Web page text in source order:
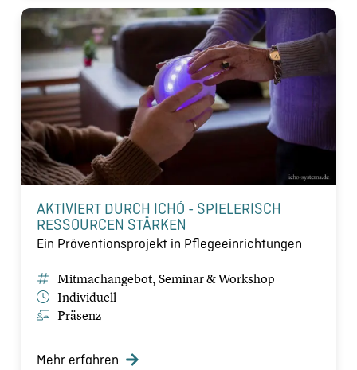
AKTIVIERT DURCH ICHÓ - SPIELERISCH
RESSOURCEN STÄRKEN
Ein Präventionsprojekt in Pflegeeinrichtungen
Mitmachangebot, Seminar & Workshop
Individuell
Präsenz
Mehr erfahren